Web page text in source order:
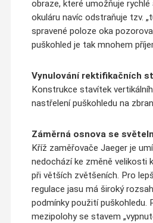
obraze, které umožňuje
okuláru navíc odstraňuje tzv.
spravené poloze oka
puškohled je tak mnohem
Vynulování rektifikačních
Konstrukce stavítek
nastřelení puškohledu na
Záměrná osnova se
Kříž zaměřovače Jaeger je
nedochází ke změně velikosti
při větších zvětšeních. Pro
regulace jasu má široký
podmínky použití puškohledu.
mezipolohy se stavem